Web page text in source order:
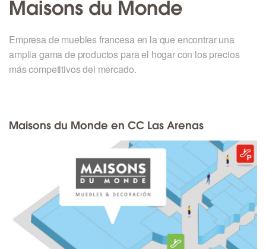
Maisons du Monde
Empresa de muebles francesa en la que encontrar una
amplia gama de productos para el hogar con los precios
más competitivos del mercado.
Maisons du Monde en CC Las Arenas